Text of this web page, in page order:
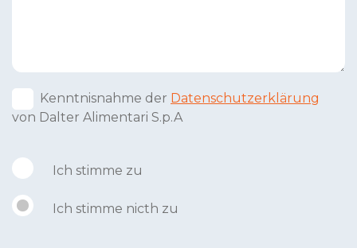
Kenntnisnahme der Datenschutzerklärung
von Dalter Alimentari S.p.A
Ich stimme zu
Ich stimme nicth zu